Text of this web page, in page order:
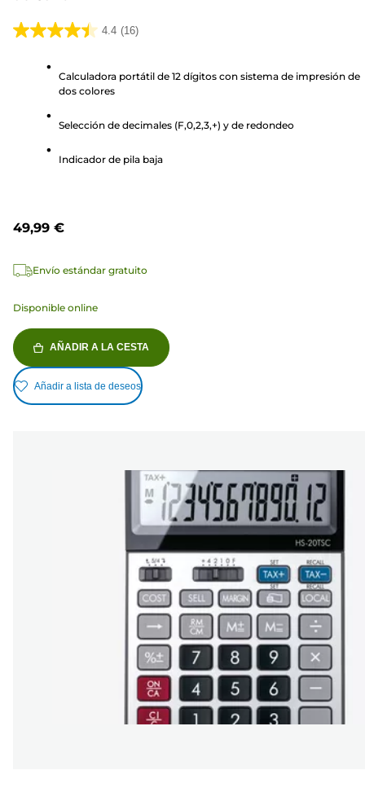
4.4 (16)
4.4
estrellas.
Calculadora portátil de 12 dígitos con sistema de impresión de
dos colores
Selección de decimales (F,0,2,3,+) y de redondeo
Indicador de pila baja
49,99 €
Envío estándar gratuito
Disponible online
AÑADIR A LA CESTA
Añadir a lista de deseos